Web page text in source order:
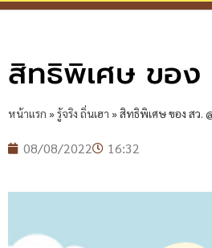
สิทธิพิเศษ ของ
หน้าแรก »รู้จริง ถิ่นเฮา »สิทธิพิเศษ ของ สว.
08/08/2022 16:32